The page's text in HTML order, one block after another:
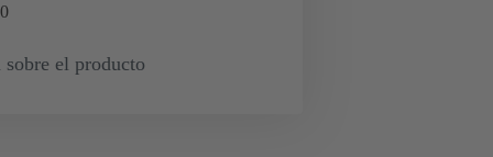
0
sobre el producto